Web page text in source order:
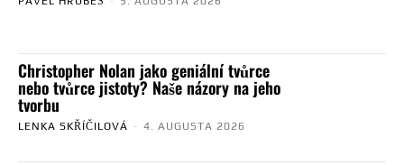
Christopher Nolan jako geniální tvůrce
nebo tvůrce jistoty? Naše názory na jeho
tvorbu
LENKA SKŘÍČILOVÁ - 4. AUGUSTA 2026